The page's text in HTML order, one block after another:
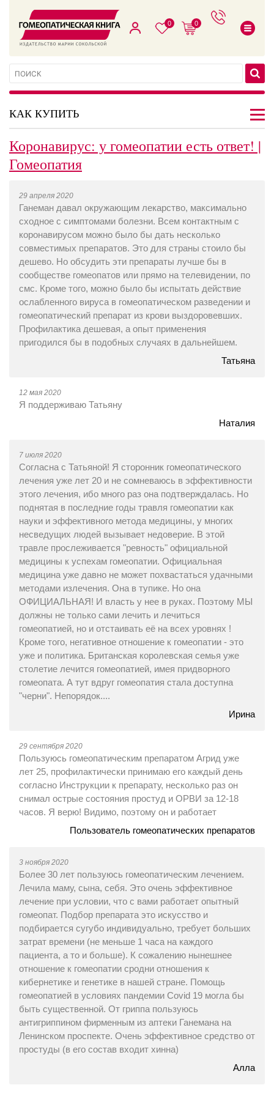
0 0
КАК КУПИТЬ
Коронавирус: у гомеопатии есть ответ! |
Гомеопатия
29 апреля 2020
Ганеман давал окружающим лекарство, максимально
сходное с симптомами болезни. Всем контактным с
коронавирусом можно было бы дать несколько
совместимых препаратов. Это для страны стоило бы
дешево. Но обсудить эти препараты лучше бы в
сообществе гомеопатов или прямо на телевидении, по
смс. Кроме того, можно было бы испытать действие
ослабленного вируса в гомеопатическом разведении и
гомеопатический препарат из крови выздоровевших.
Профилактика дешевая, а опыт применения
пригодился бы в подобных случаях в дальнейшем.
Татьяна
12 мая 2020
Я поддерживаю Татьяну
Наталия
7 июля 2020
Согласна с Татьяной! Я сторонник гомеопатического
лечения уже лет 20 и не сомневаюсь в эффективности
этого лечения, ибо много раз она подтверждалась. Но
поднятая в последние годы травля гомеопатии как
науки и эффективного метода медицины, у многих
несведущих людей вызывает недоверие. В этой
травле прослеживается "ревность" официальной
медицины к успехам гомеопатии. Официальная
медицина уже давно не может похвастаться удачными
методами излечения. Она в тупике. Но она
ОФИЦИАЛЬНАЯ! И власть у нее в руках. Поэтому МЫ
должны не только сами лечить и лечиться
гомеопатией, но и отстаивать её на всех уровнях !
Кроме того, негативное отношение к гомеопатии - это
уже и политика. Британская королевская семья уже
столетие лечится гомеопатией, имея придворного
гомеопата. А тут вдруг гомеопатия стала доступна
"черни". Непорядок....
Ирина
29 сентября 2020
Пользуюсь гомеопатическим препаратом Агрид уже
лет 25, профилактически принимаю его каждый день
согласно Инструкции к препарату, несколько раз он
снимал острые состояния простуд и ОРВИ за 12-18
часов. Я верю! Видимо, поэтому он и работает
Пользователь гомеопатических препаратов
3 ноября 2020
Более 30 лет пользуюсь гомеопатическим лечением.
Лечила маму, сына, себя. Это очень эффективное
лечение при условии, что с вами работает опытный
гомеопат. Подбор препарата это искусство и
подбирается сугубо индивидуально, требует больших
затрат времени (не меньше 1 часа на каждого
пациента, а то и больше). К сожалению нынешнее
отношение к гомеопатии сродни отношения к
кибернетике и генетике в нашей стране. Помощь
гомеопатией в условиях пандемии Covid 19 могла бы
быть существенной. От гриппа пользуюсь
антигриппином фирменным из аптеки Ганемана на
Ленинском проспекте. Очень эффективное средство от
простуды (в его состав входит хинна)
Алла